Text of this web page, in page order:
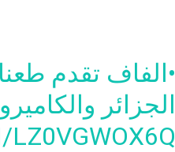
•الفاف تقدم
الجزائر